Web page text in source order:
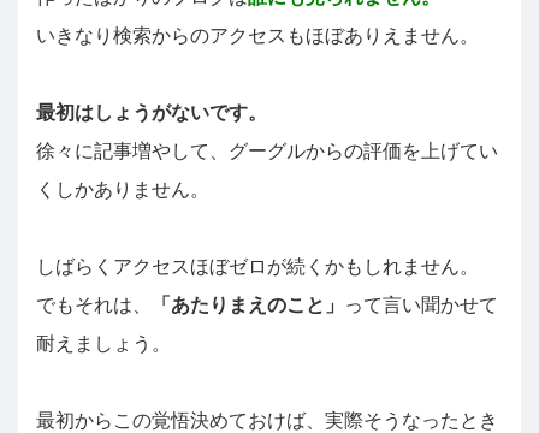
いきなり検索からのアクセスもほぼありえません。
最初はしょうがないです。
徐々に記事増やして、グーグルからの評価を上げてい
くしかありません。
しばらくアクセスほぼゼロが続くかもしれません。
でもそれは、
「あたりまえのこと」
って言い聞かせて
耐えましょう。
最初からこの覚悟決めておけば、実際そうなったとき